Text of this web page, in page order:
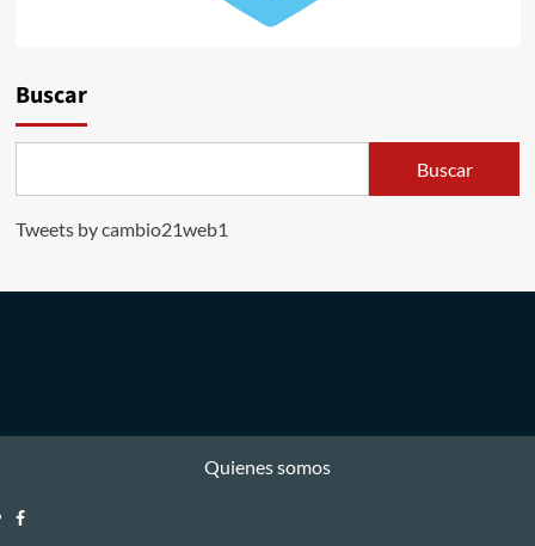
Buscar
Buscar
Tweets by cambio21web1
Quienes somos
Facebook